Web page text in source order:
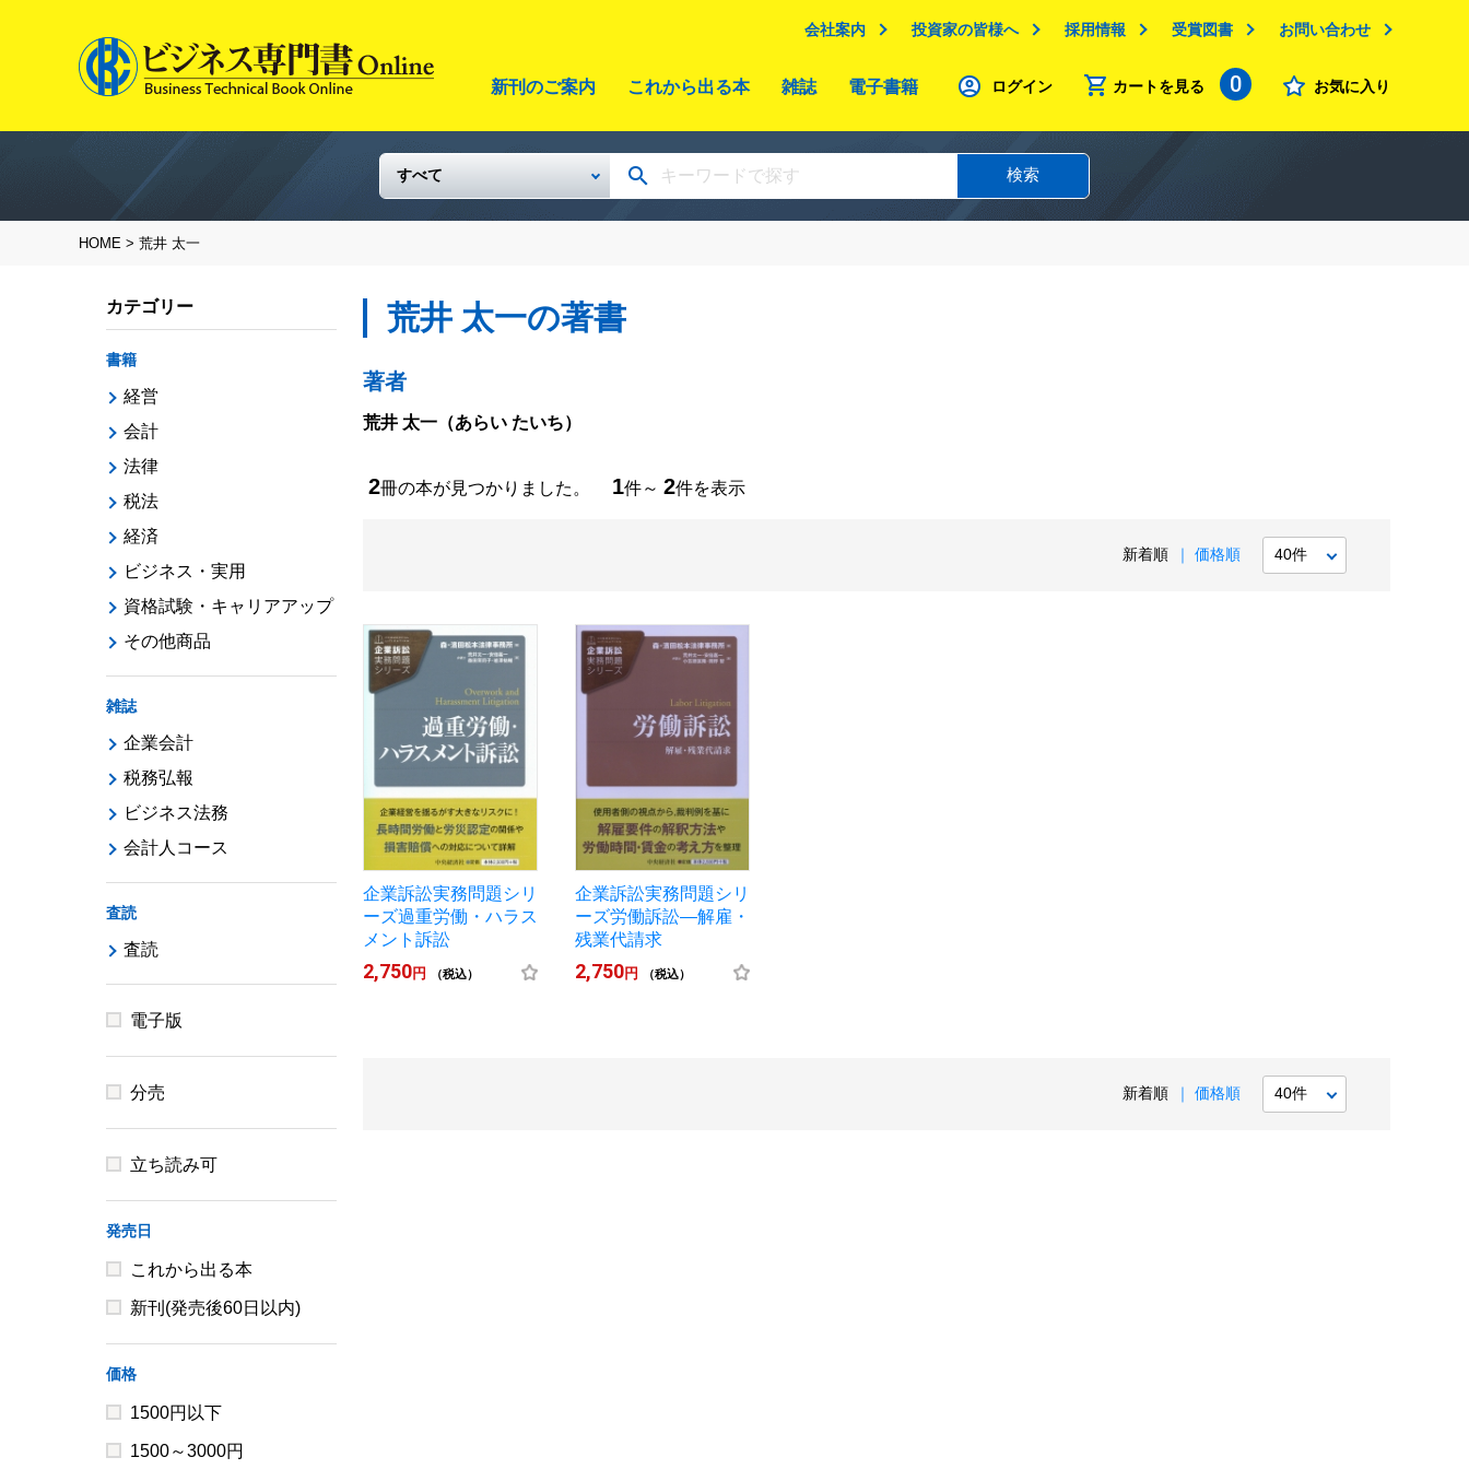
会社案内 投資家の皆様へ 採用情報 受賞図書 お問い合わせ
新刊のご案内 これから出る本 雑誌 電子書籍 ログイン カートを見る 0 お気に入り
検索
HOME > 荒井 太一
荒井 太一の著書
著者
荒井 太一 （あらい たいち）
2冊の本が見つかりました。 1件～ 2件を表示
新着順 価格順
企業訴訟実務問題シリ
ーズ過重労働・ハラス
メント訴訟
2,750円 （税込）
企業訴訟実務問題シリ
ーズ労働訴訟―解雇・
残業代請求
2,750円 （税込）
新着順 価格順
カテゴリー
書籍
経営
会計
法律
税法
経済
ビジネス・実用
資格試験・キャリアアップ
その他商品
雑誌
企業会計
税務弘報
ビジネス法務
会計人コース
査読
査読
電子版
分売
立ち読み可
発売日
これから出る本
新刊(発売後60日以内)
価格
1500円以下
1500～3000円